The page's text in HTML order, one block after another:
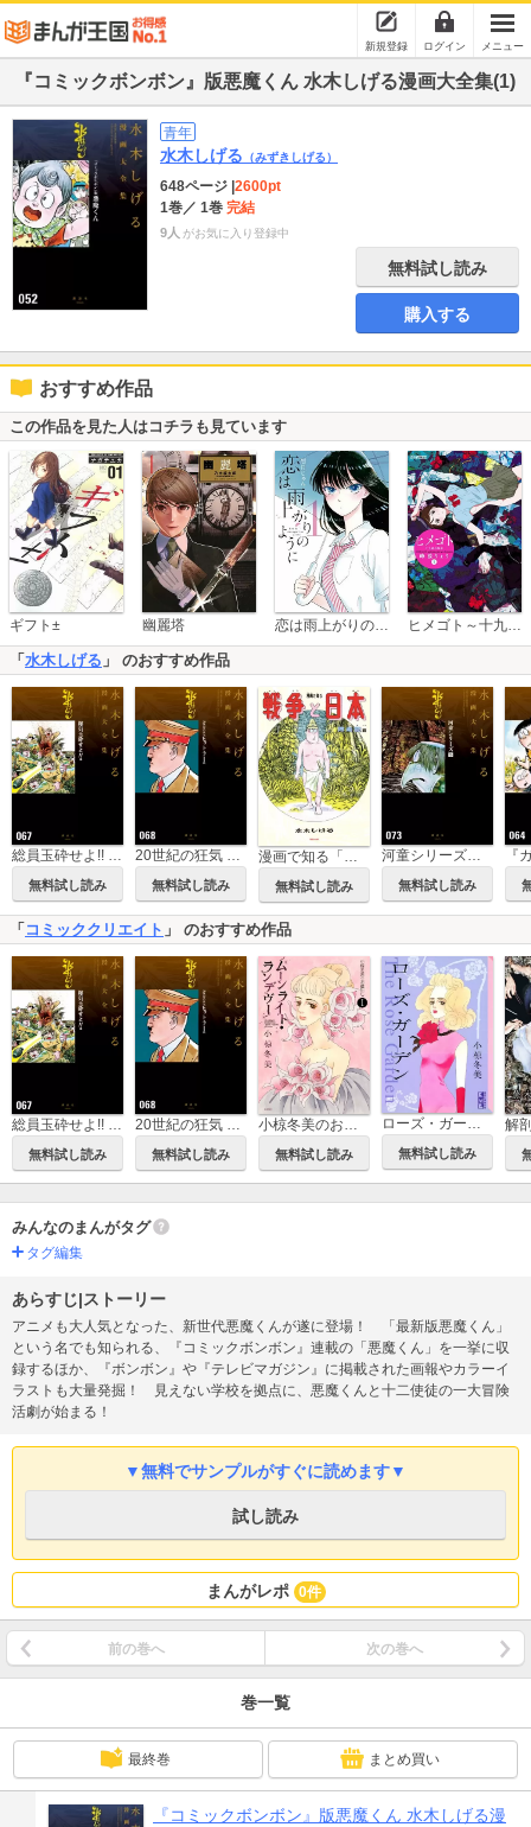
新規登録 ログイン メニュー
『コミックボンボン』版悪魔くん 水木しげる漫画大全集(1)
青年
水木しげる （みずきしげる）
648ページ 2600pt
1巻／ 1巻 完結
9人 がお気に入り登録中
無料試し読み
購入する
おすすめ作品
この作品を見た人はコチラも見ています
ギフト± 幽麗塔 恋は雨上がりのように ヒメゴト～十九歳の制服～
「 水木しげる 」 のおすすめ作品
総員玉砕せよ!! 他 水木しげる漫画大全集
無料試し読み
20世紀の狂気 ヒットラー 他 水木しげる漫画大全集
無料試し読み 無料試し読み
河童シリーズ［全］ 水木しげる漫画大全集
無料試し読み
「コミッククリエイト 」 のおすすめ作品
総員玉砕せよ!! 他 水木しげる漫画大全集
無料試し読み
20世紀の狂気 ヒットラー 他 水木しげる漫画大全集
無料試し読み
小椋冬美のお蔵出し
無料試し読み
ローズ・ガーデン
無料試し読み
解
みんなのまんがタグ
タグ編集
あらすじ|ストーリー
アニメも大人気となった、新世代悪魔くんが遂に登場！ 「最新版悪魔くん」
という名でも知られる、『コミックボンボン』連載の「悪魔くん」を一挙に収
録するほか、『ボンボン』や『テレビマガジン』に掲載された画報やカラーイ
ラストも大量発掘！ 見えない学校を拠点に、悪魔くんと十二使徒の一大冒険
活劇が始まる！
▼無料でサンプルがすぐに読めます▼
試し読み
まんがレポ 0件
前の巻へ 次の巻へ
巻一覧
最終巻 まとめ買い
『コミックボンボン』版悪魔くん 水木しげる漫